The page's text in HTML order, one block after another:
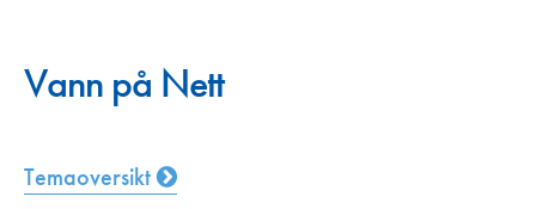
Vann på Nett
Temaoversikt